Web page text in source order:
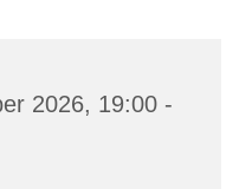
2026, 19:00 -